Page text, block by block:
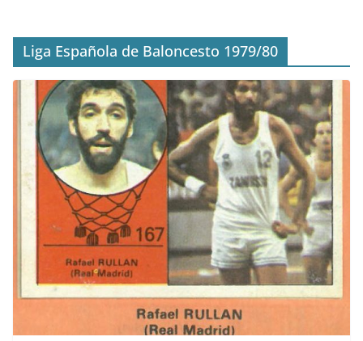
Liga Española de Baloncesto 1979/80